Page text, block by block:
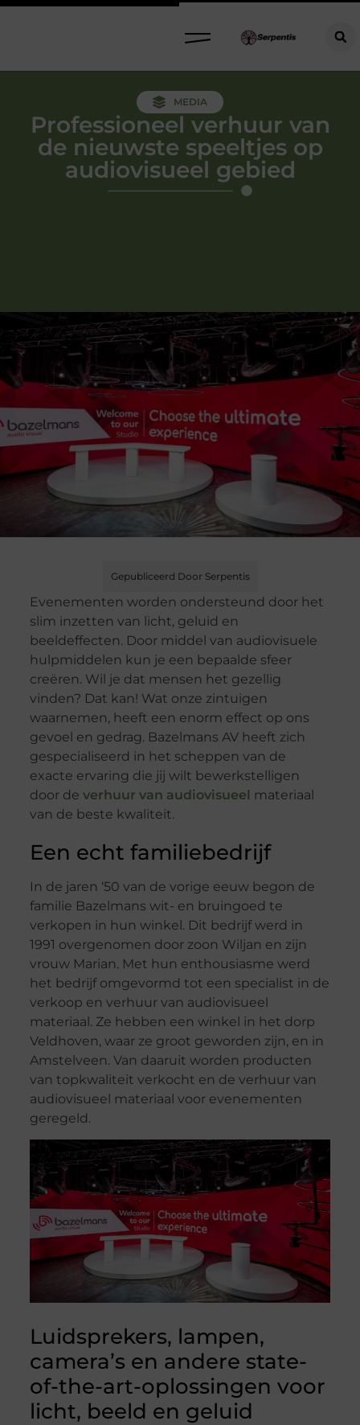
MEDIA
Professioneel verhuur van
de nieuwste speeltjes op
audiovisueel gebied
Gepubliceerd Door Serpentis
Evenementen worden ondersteund door het
slim inzetten van licht, geluid en
beeldeffecten. Door middel van audiovisuele
hulpmiddelen kun je een bepaalde sfeer
creëren. Wil je dat mensen het gezellig
vinden? Dat kan! Wat onze zintuigen
waarnemen, heeft een enorm effect op ons
gevoel en gedrag. Bazelmans AV heeft zich
gespecialiseerd in het scheppen van de
exacte ervaring die jij wilt bewerkstelligen
door de verhuur van audiovisueel materiaal
van de beste kwaliteit.
Een echt familiebedrijf
In de jaren ‘50 van de vorige eeuw begon de
familie Bazelmans wit- en bruingoed te
verkopen in hun winkel. Dit bedrijf werd in
1991 overgenomen door zoon Wiljan en zijn
vrouw Marian. Met hun enthousiasme werd
het bedrijf omgevormd tot een specialist in de
verkoop en verhuur van audiovisueel
materiaal. Ze hebben een winkel in het dorp
Veldhoven, waar ze groot geworden zijn, en in
Amstelveen. Van daaruit worden producten
van topkwaliteit verkocht en de verhuur van
audiovisueel materiaal voor evenementen
geregeld.
Luidsprekers, lampen,
camera’s en andere state-
of-the-art-oplossingen voor
licht, beeld en geluid